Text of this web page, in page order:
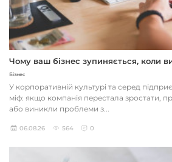
Чому ваш бізнес зупиняється, коли
Бізнес
У корпоративній культурі та серед
міф: якщо компанія перестала зростати,
або виникли проблеми з...
06.08.26 564 0